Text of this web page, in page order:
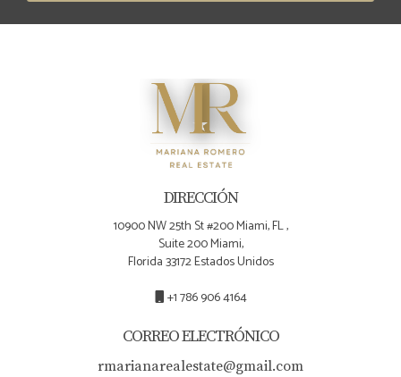
DIRECCIÓN
10900 NW 25th St #200 Miami, FL ,
Suite 200 Miami,
Florida 33172 Estados Unidos
+1 786 906 4164
CORREO ELECTRÓNICO
rmarianarealestate@gmail.com